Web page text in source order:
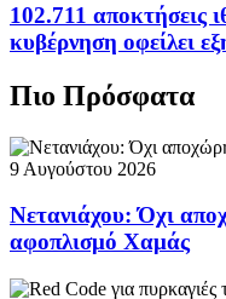
102.711 αποκτήσεις
κυβέρνηση οφείλει
Πιο Πρόσφατα
9 Αυγούστου 2026
Νετανιάχου: Όχι
αφοπλισμό Χαμάς